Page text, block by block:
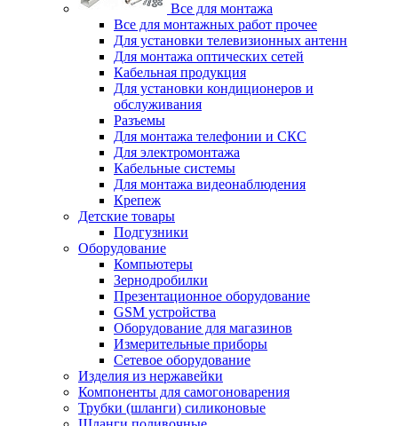
Все для монтажа
Все для монтажных работ прочее
Для установки телевизионных антенн
Для монтажа оптических сетей
Кабельная продукция
Для установки кондиционеров и
обслуживания
Разъемы
Для монтажа телефонии и СКС
Для электромонтажа
Кабельные системы
Для монтажа видеонаблюдения
Крепеж
Детские товары
Подгузники
Оборудование
Компьютеры
Зернодробилки
Презентационное оборудование
GSM устройства
Оборудование для магазинов
Измерительные приборы
Сетевое оборудование
Изделия из нержавейки
Компоненты для самогоноварения
Трубки (шланги) силиконовые